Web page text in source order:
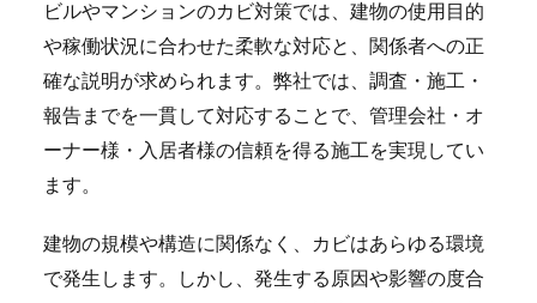
ビルやマンションのカビ対策では、建物の使用目的
や稼働状況に合わせた柔軟な対応と、関係者への正
確な説明が求められます。弊社では、調査・施工・
報告までを一貫して対応することで、管理会社・オ
ーナー様・入居者様の信頼を得る施工を実現してい
ます。
建物の規模や構造に関係なく、カビはあらゆる環境
で発生します。しかし、発生する原因や影響の度合